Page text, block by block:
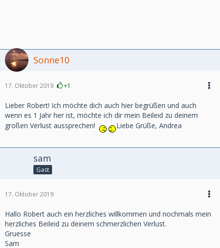
Sonne10
17. Oktober 2019 +1
Lieber Robert! Ich möchte dich auch hier begrüßen und auch
wenn es 1 Jahr her ist, möchte ich dir mein Beileid zu deinem
großen Verlust aussprechen!
Liebe Grüße, Andrea
sam
Gast
17. Oktober 2019
Hallo Robert auch ein herzliches willkommen und nochmals mein
herzliches Beileid zu deinem schmerzlichen Verlust.
Gruesse
Sam